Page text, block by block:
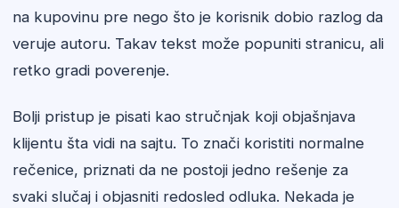
na kupovinu pre nego što je korisnik dobio razlog da
veruje autoru. Takav tekst može popuniti stranicu, ali
retko gradi poverenje.
Bolji pristup je pisati kao stručnjak koji objašnjava
klijentu šta vidi na sajtu. To znači koristiti normalne
rečenice, priznati da ne postoji jedno rešenje za
svaki slučaj i objasniti redosled odluka. Nekada je